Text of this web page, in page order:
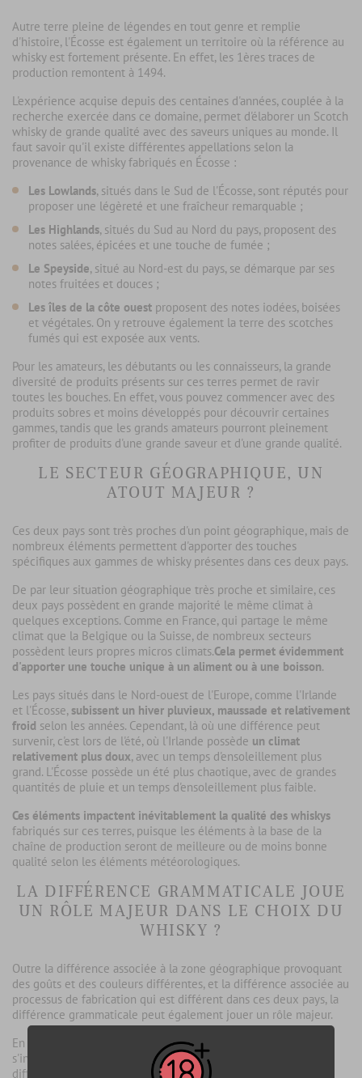
Autre terre pleine de légendes en tout genre et remplie
d'histoire, l'Écosse est également un territoire où la référence au
whisky est fortement présente. En effet, les 1ères traces de
production remontent à 1494.
L'expérience acquise depuis des centaines d'années, couplée à la
recherche exercée dans ce domaine, permet d'élaborer un Scotch
whisky de grande qualité avec des saveurs uniques au monde. Il
faut savoir qu'il existe différentes appellations selon la
provenance de whisky fabriqués en Écosse :
Les Lowlands, situés dans le Sud de l'Écosse, sont réputés pour
proposer une légèreté et une fraîcheur remarquable ;
Les Highlands, situés du Sud au Nord du pays, proposent des
notes salées, épicées et une touche de fumée ;
Le Speyside, situé au Nord-est du pays, se démarque par ses
notes fruitées et douces ;
Les îles de la côte ouest proposent des notes iodées, boisées
et végétales. On y retrouve également la terre des scotches
fumés qui est exposée aux vents.
Pour les amateurs, les débutants ou les connaisseurs, la grande
diversité de produits présents sur ces terres permet de ravir
toutes les bouches. En effet, vous pouvez commencer avec des
produits sobres et moins développés pour découvrir certaines
gammes, tandis que les grands amateurs pourront pleinement
profiter de produits d'une grande saveur et d'une grande qualité.
LE SECTEUR GÉOGRAPHIQUE, UN
ATOUT MAJEUR ?
Ces deux pays sont très proches d'un point géographique, mais de
nombreux éléments permettent d'apporter des touches
spécifiques aux gammes de whisky présentes dans ces deux pays.
De par leur situation géographique très proche et similaire, ces
deux pays possèdent en grande majorité le même climat à
quelques exceptions. Comme en France, qui partage le même
climat que la Belgique ou la Suisse, de nombreux secteurs
possèdent leurs propres micros climats.Cela permet évidemment
d'apporter une touche unique à un aliment ou à une boisson.
Les pays situés dans le Nord-ouest de l'Europe, comme l'Irlande
et l'Écosse, subissent un hiver pluvieux, maussade et relativement
froid selon les années. Cependant, là où une différence peut
survenir, c'est lors de l'été, où l'Irlande possède un climat
relativement plus doux, avec un temps d'ensoleillement plus
grand. L'Écosse possède un été plus chaotique, avec de grandes
quantités de pluie et un temps d'ensoleillement plus faible.
Ces éléments impactent inévitablement la qualité des whiskys
fabriqués sur ces terres, puisque les éléments à la base de la
chaîne de production seront de meilleure ou de moins bonne
qualité selon les éléments météorologiques.
LA DIFFÉRENCE GRAMMATICALE JOUE
UN RÔLE MAJEUR DANS LE CHOIX DU
WHISKY ?
Outre la différence associée à la zone géographique provoquant
des goûts et des couleurs différentes, et la différence associée au
processus de fabrication qui est différent dans ces deux pays, la
différence grammaticale peut également jouer un rôle majeur.
En effet, certains l'auront remarqué, selon la provenance, un "
s'installe dans les nominations de whisky dans les magasins. La
différence remonte à plusieurs années et l'histoire est très